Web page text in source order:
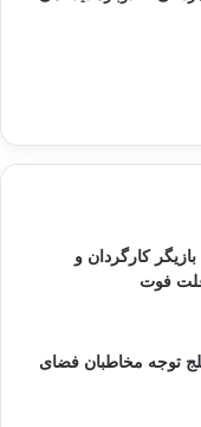
کارگردان و
فوت
توجه مخاطبان فضای